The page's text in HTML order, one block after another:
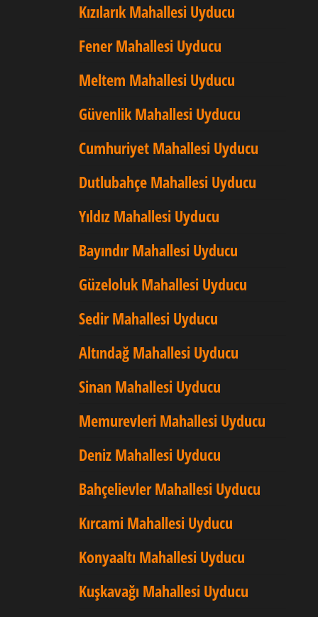
Kızılarık Mahallesi Uyducu
Fener Mahallesi Uyducu
Meltem Mahallesi Uyducu
Güvenlik Mahallesi Uyducu
Cumhuriyet Mahallesi Uyducu
Dutlubahçe Mahallesi Uyducu
Yıldız Mahallesi Uyducu
Bayındır Mahallesi Uyducu
Güzeloluk Mahallesi Uyducu
Sedir Mahallesi Uyducu
Altındağ Mahallesi Uyducu
Sinan Mahallesi Uyducu
Memurevleri Mahallesi Uyducu
Deniz Mahallesi Uyducu
Bahçelievler Mahallesi Uyducu
Kırcami Mahallesi Uyducu
Konyaaltı Mahallesi Uyducu
Kuşkavağı Mahallesi Uyducu